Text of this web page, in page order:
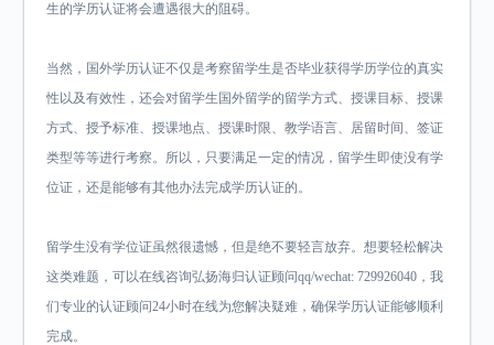
生的学历认证将会遭遇很大的阻碍。
当然，国外学历认证不仅是考察留学生是否毕业获得学历学位的真实
性以及有效性，还会对留学生国外留学的留学方式、授课目标、授课
方式、授予标准、授课地点、授课时限、教学语言、居留时间、签证
类型等等进行考察。所以，只要满足一定的情况，留学生即使没有学
位证，还是能够有其他办法完成学历认证的。
留学生没有学位证虽然很遗憾，但是绝不要轻言放弃。想要轻松解决
这类难题，可以在线咨询弘扬海归认证顾问qq/wechat: 729926040，我
们专业的认证顾问24小时在线为您解决疑难，确保学历认证能够顺利
完成。